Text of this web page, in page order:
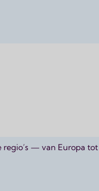
van elke
ondersteunen bij het
regio’s — van Europa